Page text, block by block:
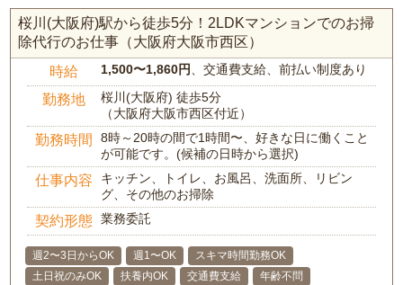
桜川(大阪府)駅から徒歩5分！2LDKマンションでのお掃
除代行のお仕事（大阪府大阪市西区）
時給 1,500〜1,860円 、交通費支給、前払い制度あり
勤務地
桜川(大阪府) 徒歩5分
（大阪府大阪市西区付近）
勤務時間
8時～20時の間で1時間〜、好きな日に働くこと
が可能です。(候補の日時から選択)
仕事内容
キッチン、トイレ、お風呂、洗面所、リビン
グ、その他のお掃除
契約形態 業務委託
週2〜3日からOK 週1〜OK
スキマ時間勤務OK
土日祝のみOK
扶養内OK 交通費支給
年齢不問